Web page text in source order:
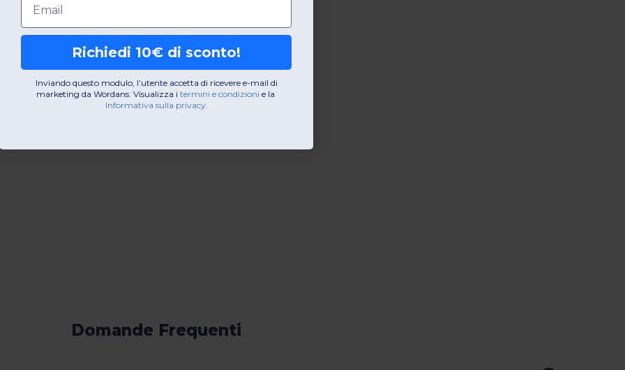
Domande Frequenti
Richiedi 10€ di sconto!
Inviando questo modulo, l’utente accetta di ricevere e-mail di
marketing da Wordans. Visualizza i termini e condizioni e la
Informativa sulla privacy.